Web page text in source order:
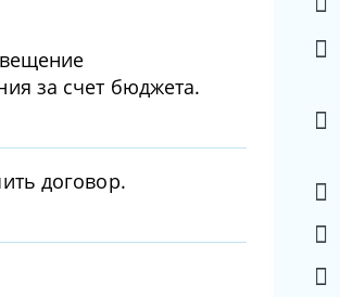
за счет бюджета.
договор.